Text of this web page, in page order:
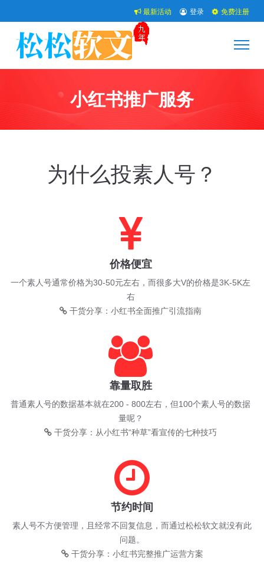
最新活动 登录 免费注册
小红书推广服务
为什么投素人号？
价格便宜
一个素人号通常价格为30-50元左右，而很多大V的价格是3K-5K左
右
干货分享：小红书全面推广引流指南
靠量取胜
普通素人号的数据基本就在200 - 800左右，但100个素人号的数据
量呢？
干货分享：从小红书“种草”看宣传的七种技巧
节约时间
素人号不方便管理，且经常不回复信息，而通过松松软文就没有此
问题。
干货分享：小红书完整推广运营方案